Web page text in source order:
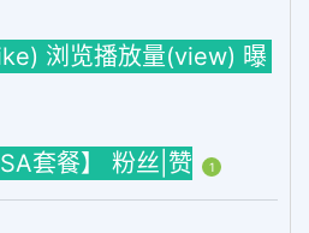
浏览播放量(view) 曝
套餐】 粉丝|赞 1